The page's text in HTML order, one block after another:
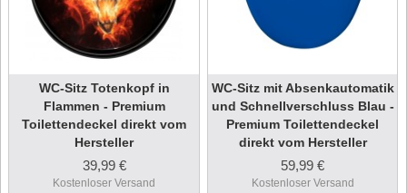
WC-Sitz Totenkopf in
Flammen - Premium
Toilettendeckel direkt vom
Hersteller
39,99 €
Kostenloser Versand
WC-Sitz mit Absenkautomatik
und Schnellverschluss Blau -
Premium Toilettendeckel
direkt vom Hersteller
59,99 €
Kostenloser Versand